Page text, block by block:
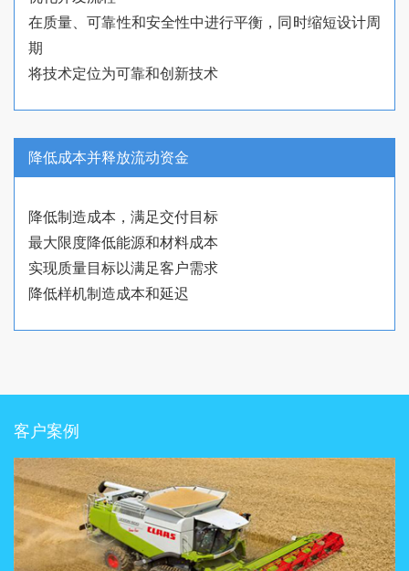
在质量、可靠性和安全性中进行平衡，同时缩短设计周
期
将技术定位为可靠和创新技术
降低成本并释放流动资金
降低制造成本，满足交付目标
最大限度降低能源和材料成本
实现质量目标以满足客户需求
降低样机制造成本和延迟
客户案例